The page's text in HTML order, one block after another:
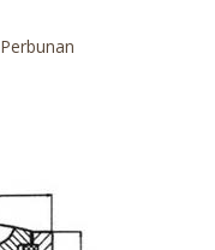
Perbunan